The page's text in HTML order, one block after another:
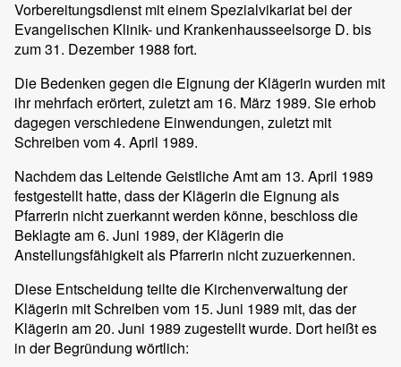
Vorbereitungsdienst mit einem Spezialvikariat bei der
Evangelischen Klinik- und Krankenhausseelsorge D. bis
zum 31. Dezember 1988 fort.
Die Bedenken gegen die Eignung der Klägerin wurden mit
ihr mehrfach erörtert, zuletzt am 16. März 1989. Sie erhob
dagegen verschiedene Einwendungen, zuletzt mit
Schreiben vom 4. April 1989.
Nachdem das Leitende Geistliche Amt am 13. April 1989
festgestellt hatte, dass der Klägerin die Eignung als
Pfarrerin nicht zuerkannt werden könne, beschloss die
Beklagte am 6. Juni 1989, der Klägerin die
Anstellungsfähigkeit als Pfarrerin nicht zuzuerkennen.
Diese Entscheidung teilte die Kirchenverwaltung der
Klägerin mit Schreiben vom 15. Juni 1989 mit, das der
Klägerin am 20. Juni 1989 zugestellt wurde. Dort heißt es
in der Begründung wörtlich: